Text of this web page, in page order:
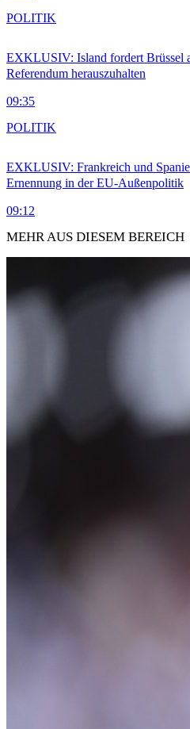
EXKLUSIV: Island fordert Brüssel
Referendum herauszuhalten
09:35
POLITIK
EXKLUSIV: Frankreich und
Ernennung in der EU-Außenpolitik
09:12
POLITIK
MEHR AUS DIESEM BEREICH